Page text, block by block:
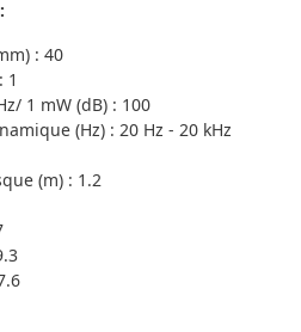
: 40
1
1 mW (dB) : 100
(Hz) : 20 Hz - 20 kHz
(m) : 1.2